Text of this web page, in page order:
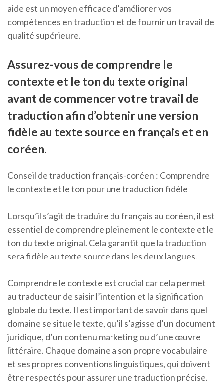
aide est un moyen efficace d’améliorer vos
compétences en traduction et de fournir un travail de
qualité supérieure.
Assurez-vous de comprendre le
contexte et le ton du texte original
avant de commencer votre travail de
traduction afin d’obtenir une version
fidèle au texte source en français et en
coréen.
Conseil de traduction français-coréen : Comprendre
le contexte et le ton pour une traduction fidèle
Lorsqu’il s’agit de traduire du français au coréen, il est
essentiel de comprendre pleinement le contexte et le
ton du texte original. Cela garantit que la traduction
sera fidèle au texte source dans les deux langues.
Comprendre le contexte est crucial car cela permet
au traducteur de saisir l’intention et la signification
globale du texte. Il est important de savoir dans quel
domaine se situe le texte, qu’il s’agisse d’un document
juridique, d’un contenu marketing ou d’une œuvre
littéraire. Chaque domaine a son propre vocabulaire
et ses propres conventions linguistiques, qui doivent
être respectés pour assurer une traduction précise.